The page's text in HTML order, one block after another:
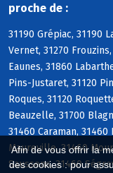
Afin de vous offrir la
des cookies : pour
proche de :
31190 Grépiac, 31190
Vernet, 31270
Eaunes, 31860
Pins-Justaret, 31120
Roques, 31120
Beauzelle, 31700
31460 Caraman,
Maureville, 31460
Saussens, 31460